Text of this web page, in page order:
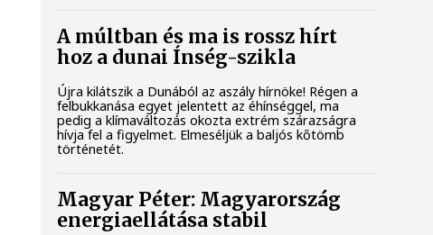
A múltban és ma is rossz hírt
hoz a dunai Ínség-szikla
Újra kilátszik a Dunából az aszály hírnöke! Régen a
felbukkanása egyet jelentett az éhínséggel, ma
pedig a klímaváltozás okozta extrém szárazságra
hívja fel a figyelmet. Elmeséljük a baljós kőtömb
történetét.
Magyar Péter: Magyarország
energiaellátása stabil